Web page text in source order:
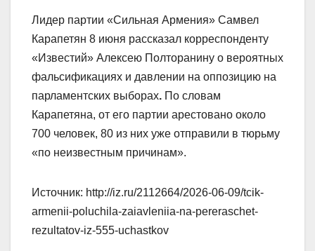
Лидер партии «Сильная Армения» Самвел
Карапетян 8 июня рассказал корреспонденту
«Известий» Алексею Полторанину о вероятных
фальсификациях и давлении на оппозицию на
парламентских выборах. По словам
Карапетяна, от его партии арестовано около
700 человек, 80 из них уже отправили в тюрьму
«по неизвестным причинам».
Источник: http://iz.ru/2112664/2026-06-09/tcik-
armenii-poluchila-zaiavleniia-na-pereraschet-
rezultatov-iz-555-uchastkov